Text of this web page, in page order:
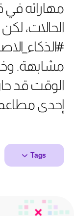
مهاراته
الحالات،
مشابهة.
الوقت قد
إحدى مطاعم
Tags